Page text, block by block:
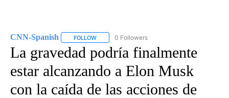
CNN-Spanish FOLLOW FOLLOW "CNN-SPANISH" TO RECEIVE
0 Followers
La gravedad podría finalmente
estar alcanzando a Elon Musk
con la caída de las acciones de